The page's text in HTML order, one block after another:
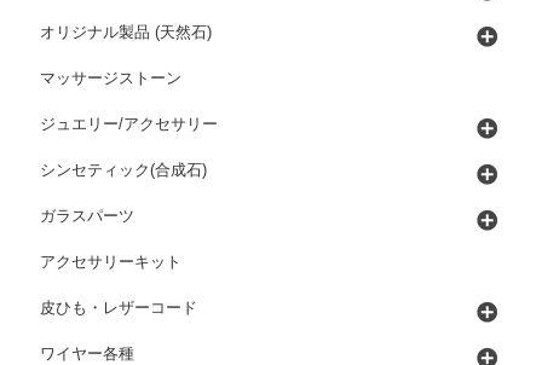
オリジナル製品 (天然石)
マッサージストーン
ジュエリー/アクセサリー
シンセティック(合成石)
ガラスパーツ
アクセサリーキット
皮ひも・レザーコード
ワイヤー各種